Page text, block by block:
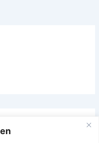
werden.